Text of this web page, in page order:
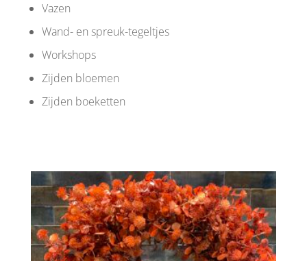
Vazen
Wand- en spreuk-tegeltjes
Workshops
Zijden bloemen
Zijden boeketten